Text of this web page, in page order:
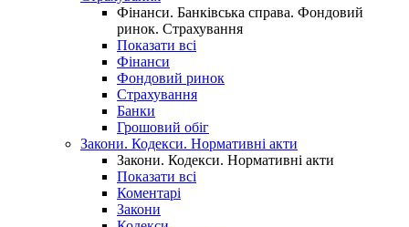
Фінанси. Банківська справа. Фондовий
ринок. Страхування
Показати всі
Фінанси
Фондовий ринок
Страхування
Банки
Грошовий обіг
Закони. Кодекси. Нормативні акти
Закони. Кодекси. Нормативні акти
Показати всі
Коментарі
Закони